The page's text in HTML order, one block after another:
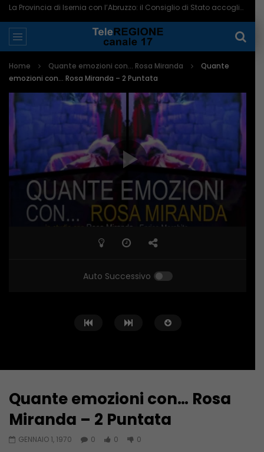
La Provincia di Isernia con l’Abruzzo: il Consiglio di Stato accoglie il ricorso – 07/08/2026
Home Quante emozioni con... Rosa Miranda
Quante
emozioni con… Rosa Miranda – 2 Puntata
Auto Successivo
Quante emozioni con… Rosa
Miranda – 1 Puntata
Quante emozioni con… Rosa
Miranda – 2 Puntata
GENNAIO 1, 1970 0 0 0